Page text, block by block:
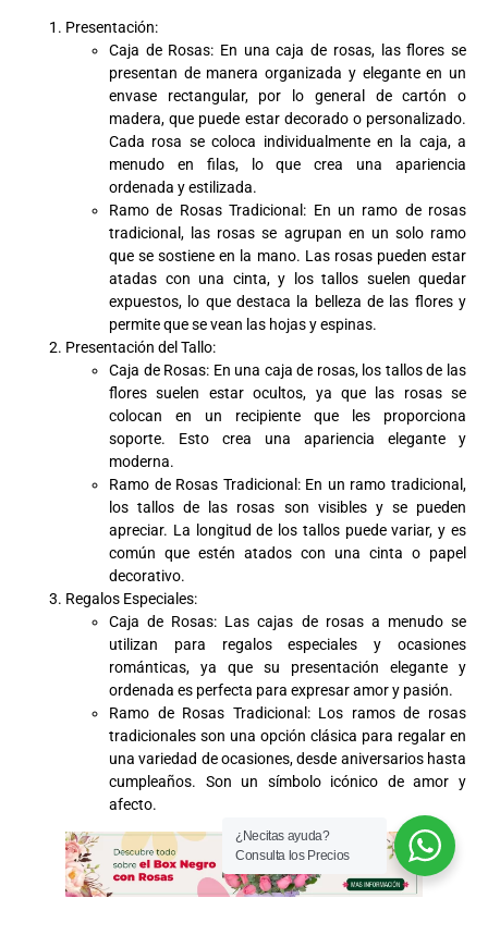
Presentación:
Caja de Rosas: En una caja de rosas, las flores se
presentan de manera organizada y elegante en un
envase rectangular, por lo general de cartón o
madera, que puede estar decorado o personalizado.
Cada rosa se coloca individualmente en la caja, a
menudo en filas, lo que crea una apariencia
ordenada y estilizada.
Ramo de Rosas Tradicional: En un ramo de rosas
tradicional, las rosas se agrupan en un solo ramo
que se sostiene en la mano. Las rosas pueden estar
atadas con una cinta, y los tallos suelen quedar
expuestos, lo que destaca la belleza de las flores y
permite que se vean las hojas y espinas.
Presentación del Tallo:
Caja de Rosas: En una caja de rosas, los tallos de las
flores suelen estar ocultos, ya que las rosas se
colocan en un recipiente que les proporciona
soporte. Esto crea una apariencia elegante y
moderna.
Ramo de Rosas Tradicional: En un ramo tradicional,
los tallos de las rosas son visibles y se pueden
apreciar. La longitud de los tallos puede variar, y es
común que estén atados con una cinta o papel
decorativo.
Regalos Especiales:
Caja de Rosas: Las cajas de rosas a menudo se
utilizan para regalos especiales y ocasiones
románticas, ya que su presentación elegante y
ordenada es perfecta para expresar amor y pasión.
Ramo de Rosas Tradicional: Los ramos de rosas
tradicionales son una opción clásica para regalar en
una variedad de ocasiones, desde aniversarios hasta
cumpleaños. Son un símbolo icónico de amor y
afecto.
¿Necitas ayuda?
Consulta los Precios